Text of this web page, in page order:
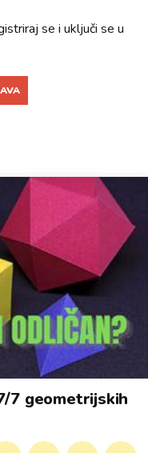
se i uključi se u
7 geometrijskih